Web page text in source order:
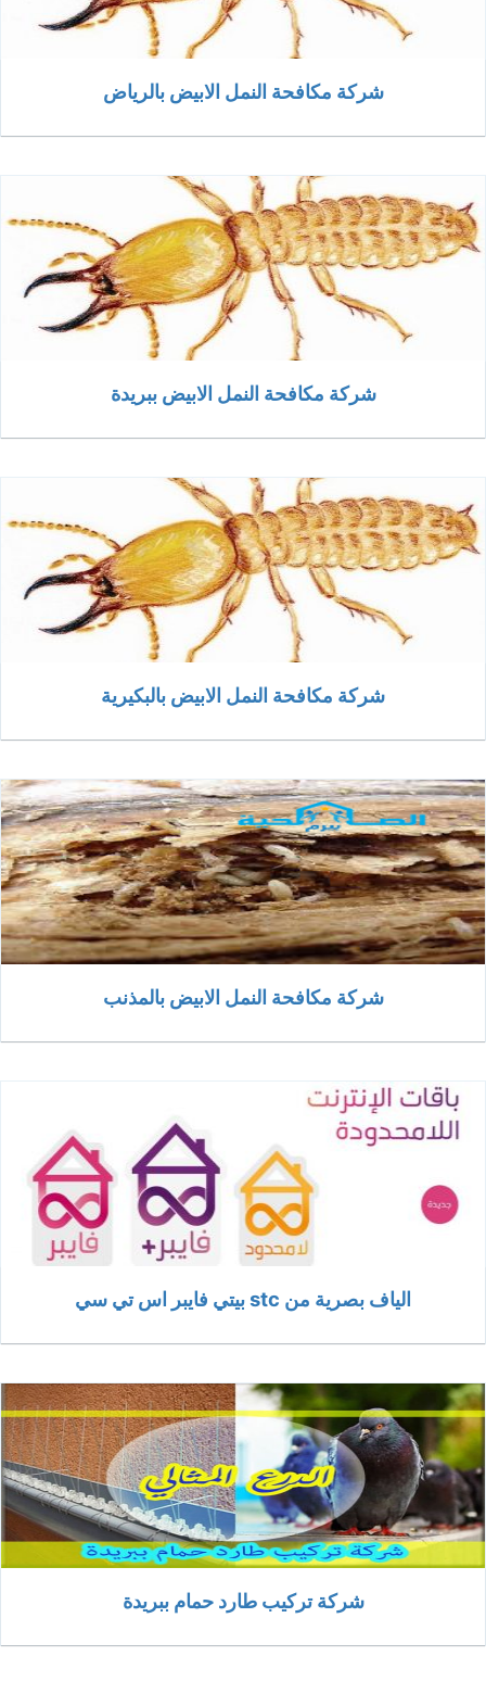
شركة مكافحة النمل الابيض بالرياض
شركة مكافحة النمل الابيض ببريدة
شركة مكافحة النمل الابيض بالبكيرية
شركة مكافحة النمل الابيض بالمذنب
الياف بصرية من stc بيتي فايبر اس تي سي
شركة تركيب طارد حمام ببريدة